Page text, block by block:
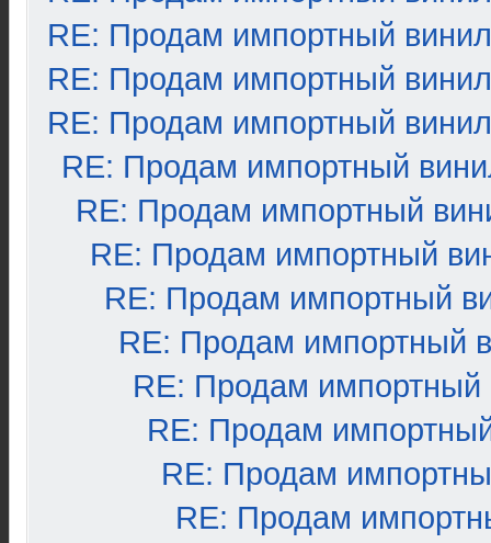
RE: Продам импортный винил
RE: Продам импортный винил
RE: Продам импортный винил
RE: Продам импортный
RE: Продам импортный
RE: Продам импортный
RE: Продам импортный
RE: Продам импортный
RE: Продам импортный
RE: Продам
RE: Продам
RE: Продам